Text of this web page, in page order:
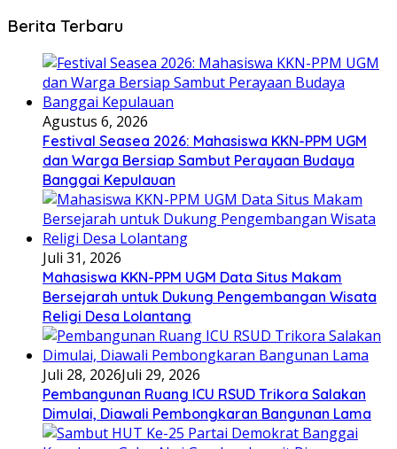
Berita Terbaru
Agustus 6, 2026
Festival Seasea 2026: Mahasiswa KKN-PPM UGM
dan Warga Bersiap Sambut Perayaan Budaya
Banggai Kepulauan
Juli 31, 2026
Mahasiswa KKN-PPM UGM Data Situs Makam
Bersejarah untuk Dukung Pengembangan Wisata
Religi Desa Lolantang
Juli 28, 2026Juli 29, 2026
Pembangunan Ruang ICU RSUD Trikora Salakan
Dimulai, Diawali Pembongkaran Bangunan Lama